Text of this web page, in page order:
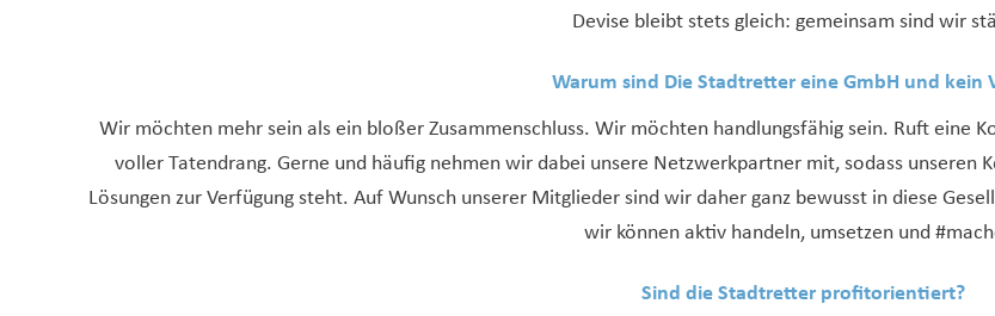
Devise bleibt stets gleich: gemeinsam sind wir
Warum sind Die Stadtretter eine GmbH und kein
Wir möchten mehr sein als ein bloßer Zusammenschluss. Wir möchten handlungsfähig sein. Ruft eine
voller Tatendrang. Gerne und häufig nehmen wir dabei unsere Netzwerkpartner mit, sodass
Lösungen zur Verfügung steht. Auf Wunsch unserer Mitglieder sind wir daher ganz bewusst in diese
wir können aktiv handeln, umsetzen und
Sind die Stadtretter profitorientiert?